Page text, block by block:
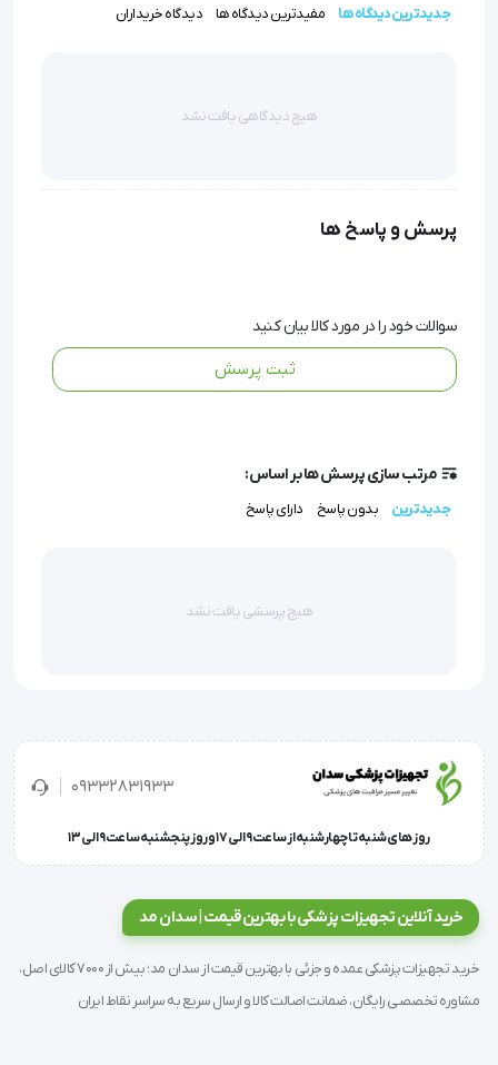
هایساید ساکشن پلاس هایسپت انتخابی هوشمندانه برای
محیط‌های درمانی به خوبی رعایت کند.
ویژگی و مشخصات فنی:
جدیدترین دیدگاه ها مفیدترین دیدگاه ها دیدگاه خریداران
هیچ دیدگاهی یافت نشد
پرسش و پاسخ ها
سوالات خود را در مورد کالا بیان کنید
ثبت پرسش
مرتب سازی پرسش ها بر اساس:
جدیدترین بدون پاسخ دارای پاسخ
هیچ پرسشی یافت نشد
09332831933
روز های شنبه تا چهارشنبه از ساعت 9 الی 17 و روز پنجشنبه ساعت 9 الی 13
خرید آنلاین تجهیزات پزشکی با بهترین قیمت | سدان مد
خرید تجهیزات پزشکی عمده و جزئی با بهترین قیمت از سدان مد؛ بیش از 7000 کالای اصل،
مشاوره تخصصی رایگان، ضمانت اصالت کالا و ارسال سریع به سراسر نقاط ایران